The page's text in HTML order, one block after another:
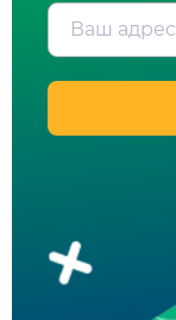
Ваш адрес